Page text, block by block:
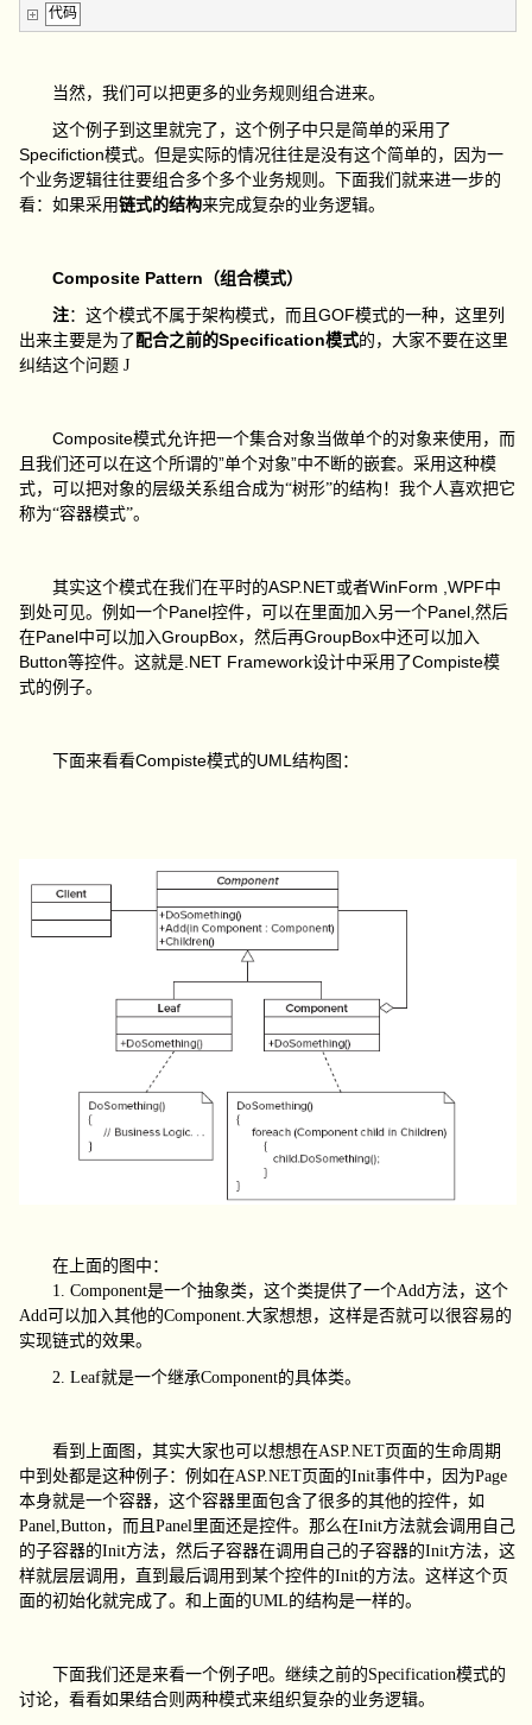
代码
当然，我们可以把更多的业务规则组合进来。
这个例子到这里就完了，这个例子中只是简单的采用了
Specifiction模式。但是实际的情况往往是没有这个简单的，因为一
个业务逻辑往往要组合多个多个业务规则。下面我们就来进一步的
看：如果采用链式的结构来完成复杂的业务逻辑。
Composite Pattern （组合模式）
注：这个模式不属于架构模式，而且GOF模式的一种，这里列
出来主要是为了配合之前的Specification模式的，大家不要在这里
纠结这个问题 J
Composite模式允许把一个集合对象当做单个的对象来使用，而
且我们还可以在这个所谓的”单个对象”中不断的嵌套。采用这种模
式，可以把对象的层级关系组合成为“树形”的结构！我个人喜欢把它
称为“容器模式”。
其实这个模式在我们在平时的ASP.NET或者WinForm ,WPF中
到处可见。例如一个Panel控件，可以在里面加入另一个Panel,然后
在Panel中可以加入GroupBox，然后再GroupBox中还可以加入
Button等控件。这就是 .NET Framework设计中采用了Compiste模
式的例子。
下面来看看Compiste模式的UML结构图：
在上面的图中：
1. Component是一个抽象类，这个类提供了一个Add 方法，这个
Add 可以加入其他的Component.大家想想，这样是否就可以很容易的
实现链式的效果。
2. Leaf就是一个继承Component的具体类。
看到上面图，其实大家也可以想想在ASP.NET页面的生命周期
中到处都是这种例子：例如在ASP.NET页面的Init事件中，因为Page
本身就是一个容器，这个容器里面包含了很多的其他的控件，如
Panel,Button ，而且Panel 里面还是控件。那么在Init方法就会调用自己
的子容器的Init方法，然后子容器在调用自己的子容器的Init方法，这
样就层层调用，直到最后调用到某个控件的Init的方法。这样这个页
面的初始化就完成了。和上面的UML的结构是一样的。
下面我们还是来看一个例子吧。继续之前的Specification模式的
讨论，看看如果结合则两种模式来组织复杂的业务逻辑。